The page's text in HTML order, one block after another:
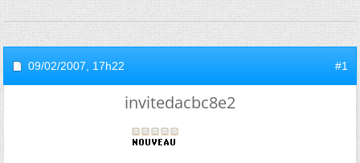
09/02/2007, 17h22 #1
invitedacbc8e2